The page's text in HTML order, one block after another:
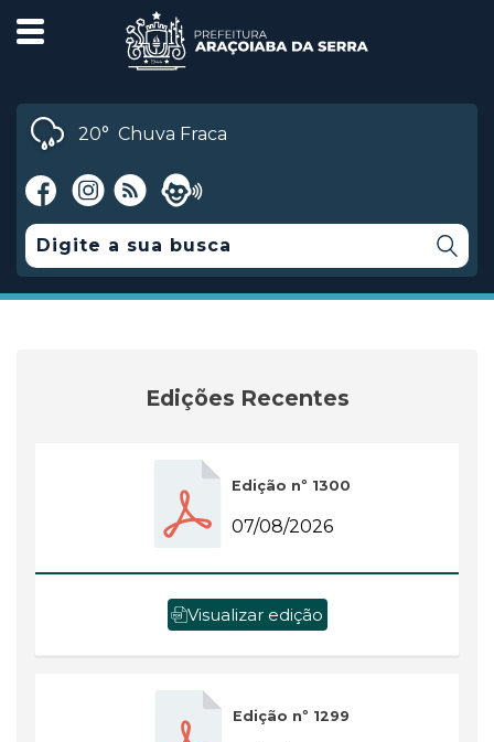
20° Chuva Fraca
Edições Recentes
Edição nº 1300
07/08/2026
Visualizar edição
Edição nº 1299